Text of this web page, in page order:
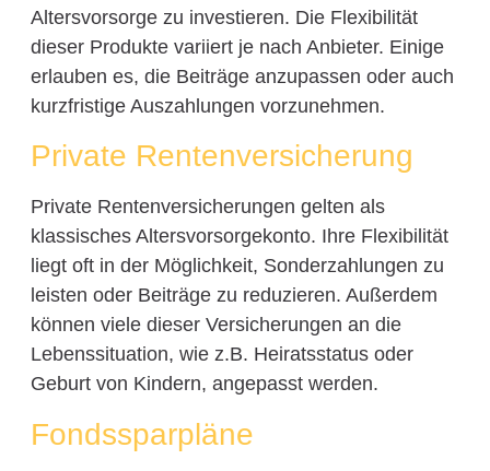
Altersvorsorge zu investieren. Die Flexibilität
dieser Produkte variiert je nach Anbieter. Einige
erlauben es, die Beiträge anzupassen oder auch
kurzfristige Auszahlungen vorzunehmen.
Private Rentenversicherung
Private Rentenversicherungen gelten als
klassisches Altersvorsorgekonto. Ihre Flexibilität
liegt oft in der Möglichkeit, Sonderzahlungen zu
leisten oder Beiträge zu reduzieren. Außerdem
können viele dieser Versicherungen an die
Lebenssituation, wie z.B. Heiratsstatus oder
Geburt von Kindern, angepasst werden.
Fondssparpläne